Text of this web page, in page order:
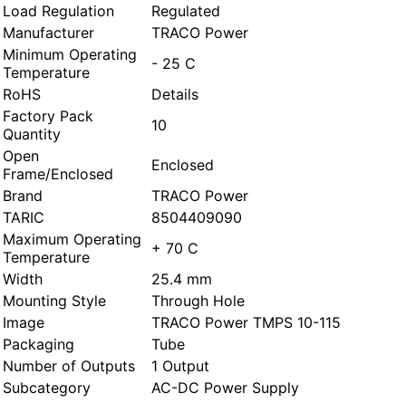
Load Regulation
Regulated
Manufacturer
TRACO Power
Minimum Operating
Temperature
- 25 C
RoHS
Details
Factory Pack
Quantity
10
Open
Frame/Enclosed
Enclosed
Brand
TRACO Power
TARIC
8504409090
Maximum Operating
Temperature
+ 70 C
Width
25.4 mm
Mounting Style
Through Hole
Image
TRACO Power TMPS 10-115
Packaging
Tube
Number of Outputs
1 Output
Subcategory
AC-DC Power Supply